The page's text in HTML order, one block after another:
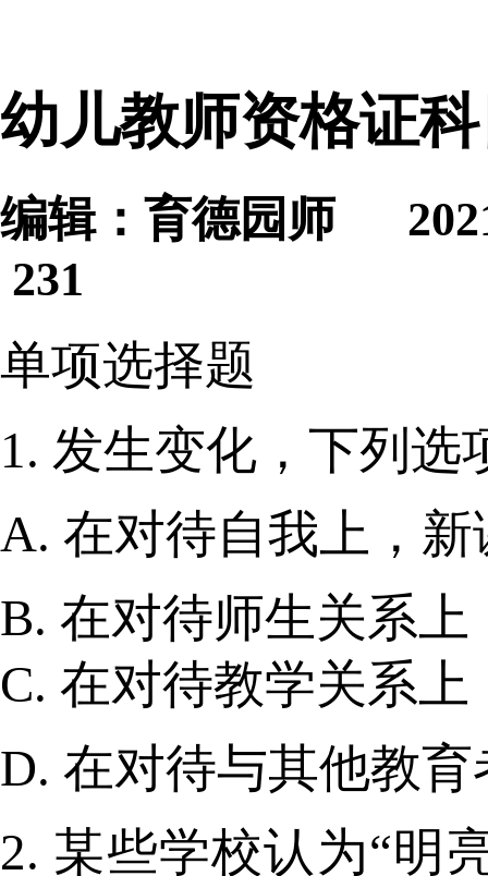
幼儿教师资格证
编辑：育德园师
231
单项选择题
1. 发生变化，下列选
A. 在对待自我上，
B. 在对待师生关系
C. 在对待教学关系
D. 在对待与其他教
2. 某些学校认为“明